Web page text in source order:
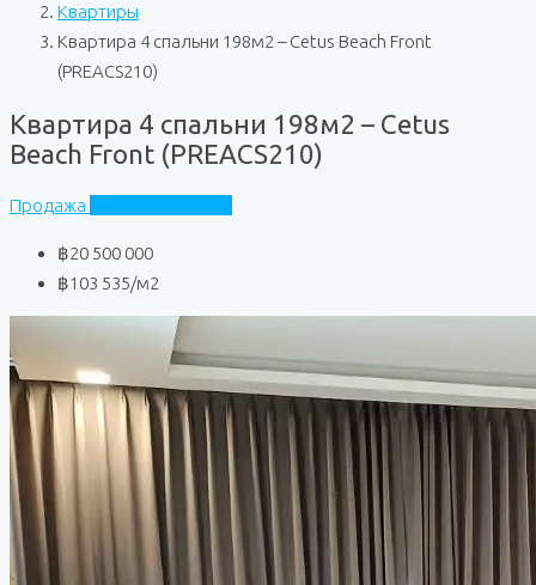
Квартиры
Квартира 4 спальни 198м2 – Cetus Beach Front
(PREACS210)
Квартира 4 спальни 198м2 – Cetus
Beach Front (PREACS210)
Продажа
฿20 500 000
฿103 535/м2